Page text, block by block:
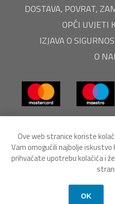
DOSTAVA, POVRAT,
OPĆI UVJETI
IZJAVA O
O
Autorska prava © 2026
Ove web stranice koriste
Vam omogućili najbolje iskustvo
prihvaćate upotrebu kolačića i
OK